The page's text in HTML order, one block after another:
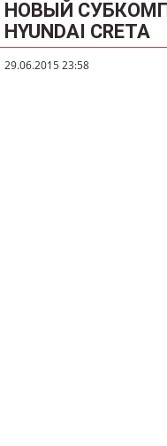
НОВЫЙ
HYUNDAI CRETA
29.06.2015 23:58